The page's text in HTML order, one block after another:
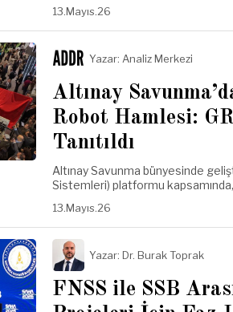
13.Mayıs.26
Yazar: Analiz Merkezi
Altınay
Robot Hamlesi:
Tanıtıldı
Altınay Savunma bünyesinde
Sistemleri) platformu
13.Mayıs.26
Yazar: Dr. Burak Toprak
FNSS ile SSB